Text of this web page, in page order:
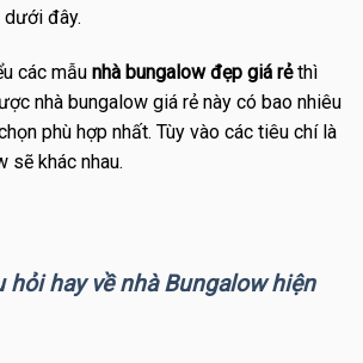
đây.
các mẫu nhà bungalow đẹp giá rẻthì
nhà bungalow giá rẻ này có bao nhiêu
phù hợp nhất. Tùy vào các tiêu chí là
sẽ khác nhau.
hỏi hay về nhà Bungalow hiện